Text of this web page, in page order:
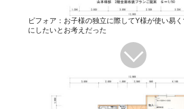
ビフォア：お子様の独立に際してY様が使い易
にしたいとお考えだった